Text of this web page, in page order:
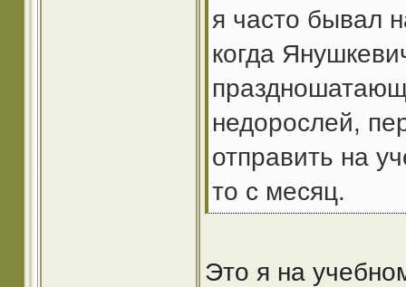
я часто бывал
когда
недорослей,
отправить на
то с месяц.
Это я на